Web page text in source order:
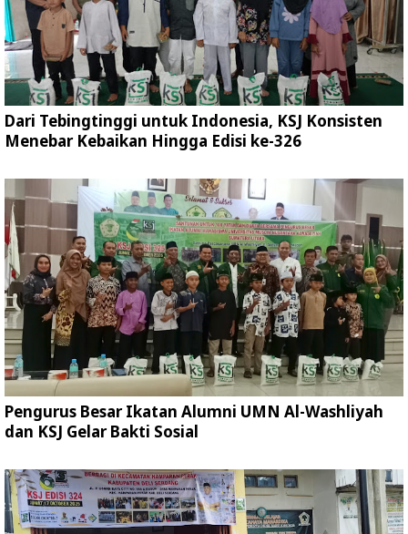
Dari Tebingtinggi untuk Indonesia, KSJ Konsisten
Menebar Kebaikan Hingga Edisi ke-326
Pengurus Besar Ikatan Alumni UMN Al-Washliyah
dan KSJ Gelar Bakti Sosial